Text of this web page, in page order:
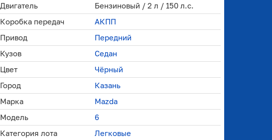
Двигатель
Бензиновый / 2 л / 150 л.с.
Коробка передач
АКПП
Привод
Передний
Кузов
Седан
Цвет
Чёрный
Город
Казань
Марка
Mazda
Модель
6
Категория лота
Легковые